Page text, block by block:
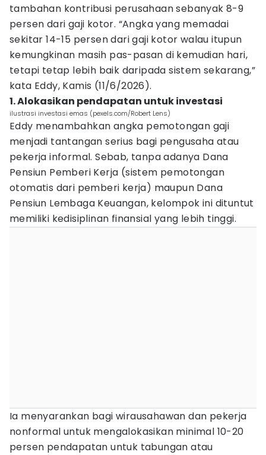
tambahan kontribusi perusahaan sebanyak 8-9
persen dari gaji kotor. “Angka yang memadai
sekitar 14-15 persen dari gaji kotor walau itupun
kemungkinan masih pas-pasan di kemudian hari,
tetapi tetap lebih baik daripada sistem sekarang,”
kata Eddy, Kamis (11/6/2026).
1. Alokasikan pendapatan untuk investasi
ilustrasi investasi emas (pexels.com/Robert Lens)
Eddy menambahkan angka pemotongan gaji
menjadi tantangan serius bagi pengusaha atau
pekerja informal. Sebab, tanpa adanya Dana
Pensiun Pemberi Kerja (sistem pemotongan
otomatis dari pemberi kerja) maupun Dana
Pensiun Lembaga Keuangan, kelompok ini dituntut
memiliki kedisiplinan finansial yang lebih tinggi.
Ia menyarankan bagi wirausahawan dan pekerja
nonformal untuk mengalokasikan minimal 10-20
persen pendapatan untuk tabungan atau